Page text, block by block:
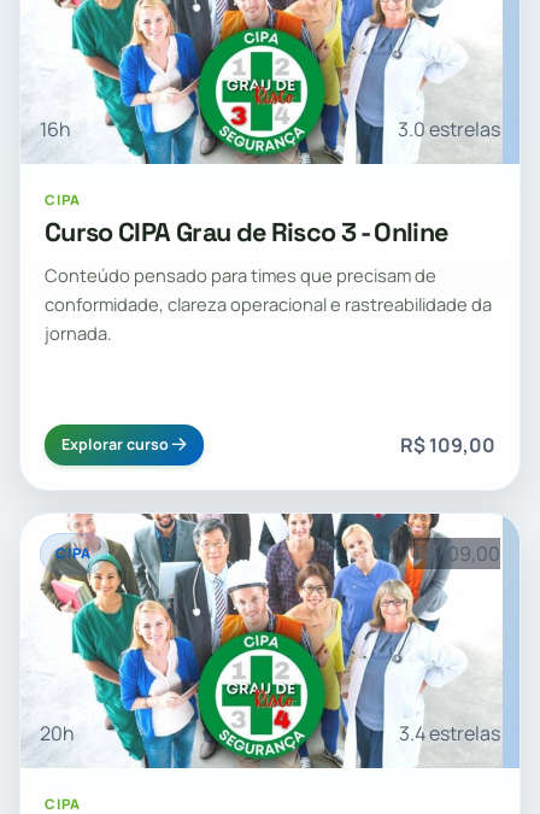
16h 3.0 estrelas
CIPA
Curso CIPA Grau de Risco 3 - Online
Conteúdo pensado para times que precisam de
conformidade, clareza operacional e rastreabilidade da
jornada.
Explorar curso R$ 109,00
CIPA R$ 109,00
20h 3.4 estrelas
CIPA